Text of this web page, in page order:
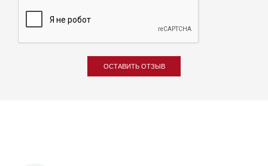
ОСТАВИТЬ ОТЗЫВ